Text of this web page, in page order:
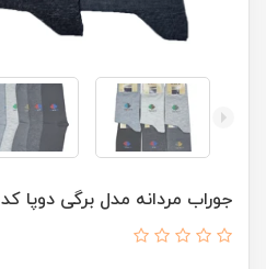
جوراب مردانه مدل برگی دوپا کد 2136 مجموعه 6 جفتی